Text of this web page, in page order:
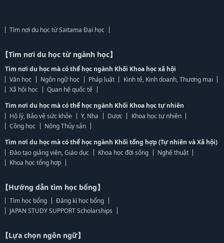
Tìm nơi du học từ Saitama Đại học
【Tìm nơi du học từ ngành học】
Tìm nơi du học mà có thể học ngành Khối Khoa học xã hội
Văn học
Ngôn ngữ học Pháp luật
Kinh tế, Kinh doanh, Thương mại
Xã hội học
Quan hệ quốc tế
Tìm nơi du học mà có thể học ngành Khối Khoa học tự nhiên
Hộ lý, Bảo vệ sức khỏe
Y, Nha Dược
Khoa học tự nhiên
Công học
Nông Thủy sản
Tìm nơi du học mà có thể học ngành Khối tổng hợp (Tự nhiên và Xã hội)
Đào tạo giảng viên, Giáo dục
Khoa học đời sống
Nghệ thuật
Khoa học tổng hợp
【Hướng dẫn tìm học bổng】
Tìm học bổng
Đăng kí học bổng
JAPAN STUDY SUPPORT Scholarships
【Lựa chọn ngôn ngữ】